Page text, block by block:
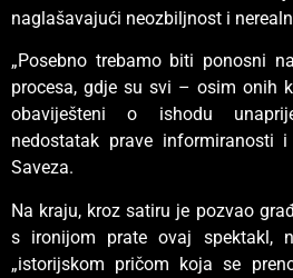
naglašavajući neozbiljnost i
„Posebno trebamo biti ponosni
procesa, gdje su svi – osim onih
obaviješteni o ishodu
nedostatak prave informiranosti
Saveza.
Na kraju, kroz satiru je pozvao
s ironijom prate ovaj spektakl,
„istorijskom pričom koja se